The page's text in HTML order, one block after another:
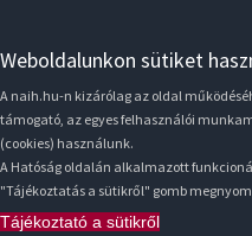
Weboldalunkon sütiket
A naih.hu-n kizárólag az oldal
támogató, az egyes felhasználói
(cookies) használunk.
A Hatóság oldalán alkalmazott
"Tájékoztatás a sütikről" gomb
Tájékoztató a sütikről